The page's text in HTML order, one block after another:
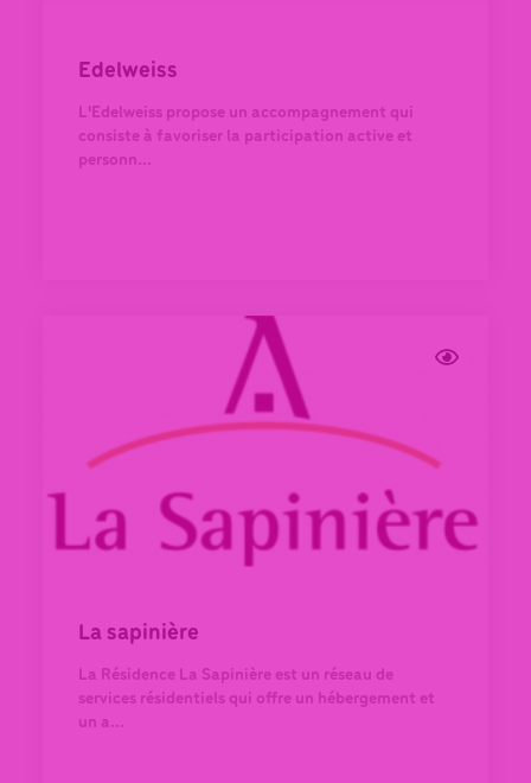
Edelweiss
L'Edelweiss propose un accompagnement qui
consiste à favoriser la participation active et
personn...
La sapinière
La Résidence La Sapinière est un réseau de
services résidentiels qui offre un hébergement et
un a...